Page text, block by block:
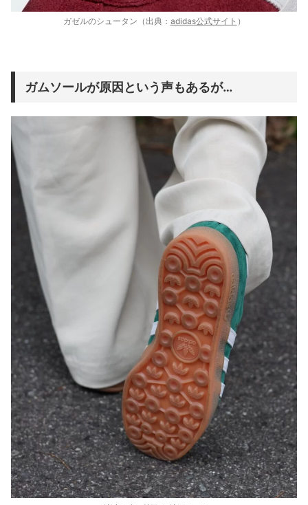
ガゼルのシュータン（出典： adidas公式サイト ）
ガムソールが原因という声もあるが…